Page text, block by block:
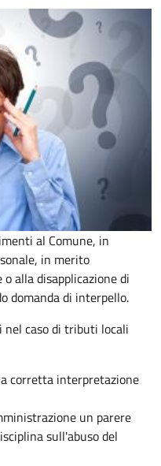
al Comune, in
in merito
alla disapplicazione di
domanda di interpello.
nel caso di tributi locali
corretta interpretazione
un parere
sull'abuso del